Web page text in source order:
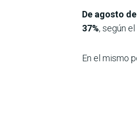
De agosto
37%, según
En el mismo